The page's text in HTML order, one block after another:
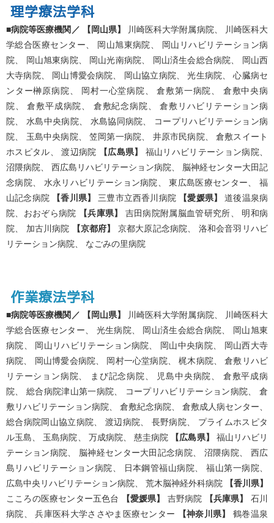
理学療法学科
■病院等医療機関／ 【岡山県】
川崎医科大学附属病院、 川崎医科大
学総合医療センター、 岡山旭東病院、 岡山リハビリテーション病
院、 岡山旭東病院、 岡山光南病院、 岡山済生会総合病院、 岡山西
大寺病院、 岡山博愛会病院、 岡山協立病院、 光生病院、 心臓病セ
ンター榊原病院、 岡村一心堂病院、 倉敷第一病院、 倉敷中央病
院、 倉敷平成病院、 倉敷紀念病院、 倉敷リハビリテーション病
院、 水島中央病院、 水島協同病院、 コープリハビリテーション病
院、 玉島中央病院、 笠岡第一病院、 井原市民病院、 倉敷スイート
ホスピタル、 渡辺病院
【広島県】
福山リハビリテーション病院、
沼隈病院、 西広島リハビリテーション病院、 脳神経センター大田記
念病院、 水永リハビリテーション病院、 東広島医療センター、 福
山記念病院
【香川県】 三豊市立西香川病院 【愛媛県】
道後温泉病
院、おおぞら病院
【兵庫県】
吉田病院附属脳血管研究所、 明和病
院、 加古川病院
【京都府】
京都大原記念病院、 洛和会音羽リハビ
リテーション病院、 なごみの里病院
作業療法学科
■病院等医療機関／ 【岡山県】
川崎医科大学附属病院、 川崎医科大
学総合医療センター、 光生病院、 岡山済生会総合病院、 岡山旭東
病院、 岡山リハビリテーション病院、 岡山中央病院、 岡山西大寺
病院、 岡山博愛会病院、 岡村一心堂病院、 梶木病院、 倉敷リハビ
リテーション病院、 まび記念病院、 児島中央病院、 倉敷平成病
院、 総合病院津山第一病院、 コープリハビリテーション病院、 倉
敷リハビリテーション病院、 倉敷紀念病院、 倉敷成人病センター、
総合病院岡山協立病院、 渡辺病院、 長野病院、 プライムホスピタ
ル玉島、 玉島病院、 万成病院、 慈圭病院
【広島県】
福山リハビリ
テーション病院、 脳神経センター大田記念病院、 沼隈病院、 西広
島リハビリテーション病院、 日本鋼管福山病院、 福山第一病院、
広島中央リハビリテーション病院、 荒木脳神経外科病院
【香川県】
こころの医療センター五色台
【愛媛県】 吉野病院 【兵庫県】
石川
病院、 兵庫医科大学ささやま医療センター
【神奈川県】
鶴巻温泉